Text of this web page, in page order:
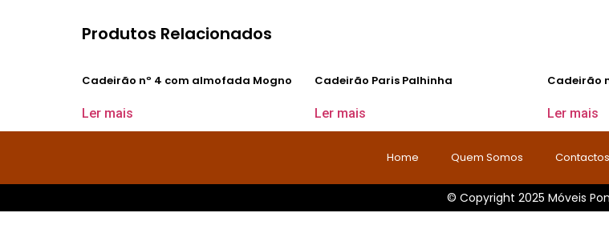
Produtos Relacionados
Cadeirão nº 4 com almofada Mogno
Ler mais
Cadeirão Paris Palhinha
Ler mais
Cadeirão
Ler mais
Home Quem Somos Contactos
© Copyright 2025 Móveis